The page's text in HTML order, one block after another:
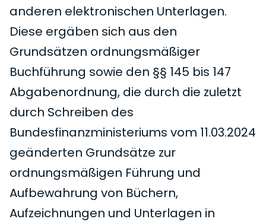
anderen elektronischen Unterlagen.
Diese ergäben sich aus den
Grundsätzen ordnungsmäßiger
Buchführung sowie den §§ 145 bis 147
Abgabenordnung, die durch die zuletzt
durch Schreiben des
Bundesfinanzministeriums vom 11.03.2024
geänderten Grundsätze zur
ordnungsmäßigen Führung und
Aufbewahrung von Büchern,
Aufzeichnungen und Unterlagen in